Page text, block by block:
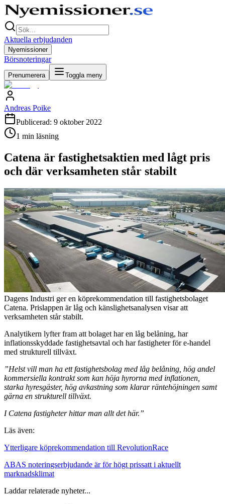
Aktuella erbjudanden
Nyemissioner
Börsnoteringar
Prenumerera Toggla meny
Andreas Poike
Publicerad: 9 oktober 2022
1 min läsning
Catena är fastighetsaktien med lågt pris
och där verksamheten står stabilt
Dagens Industri ger en köprekommendation till fastighetsbolaget
Catena. Prislappen är låg och känslighetsanalysen visar att
verksamheten står stabilt.
Analytikern lyfter fram att bolaget har en låg belåning, har
inflationsskyddade fastighetsavtal och har fastigheter för e-handel
med strukturell tillväxt.
”Helst vill man ha ett fastighetsbolag med låg belåning, hög andel
kommersiella kontrakt som kan höja hyrorna med inflationen,
starka hyresgäster, hög avkastning som klarar räntehöjningen samt
gärna en strukturell tillväxt.
I Catena fastigheter hittar man allt det här.”
Läs även:
Ytterligare köprekommendation till RevolutionRace
ABAS noteringserbjudande är för högt prissatt i aktuellt
marknadsklimat
Laddar relaterade nyheter...